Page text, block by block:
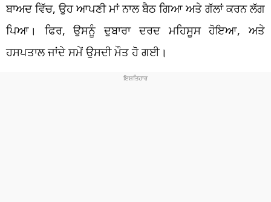
ਬਾਅਦ ਵਿੱਚ, ਉਹ ਆਪਣੀ ਮਾਂ ਨਾਲ ਬੈਠ ਗਿਆ ਅਤੇ ਗੱਲਾਂ ਕਰਨ ਲੱਗ
ਪਿਆ। ਫਿਰ, ਉਸਨੂੰ ਦੁਬਾਰਾ ਦਰਦ ਮਹਿਸੂਸ ਹੋਇਆ, ਅਤੇ
ਹਸਪਤਾਲ ਜਾਂਦੇ ਸਮੇਂ ਉਸਦੀ ਮੌਤ ਹੋ ਗਈ।